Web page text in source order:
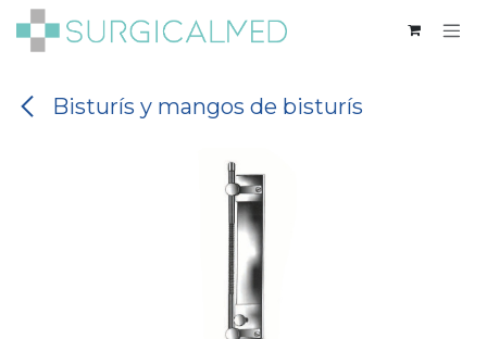
Ir al contenido
Bisturís y mangos de bisturís